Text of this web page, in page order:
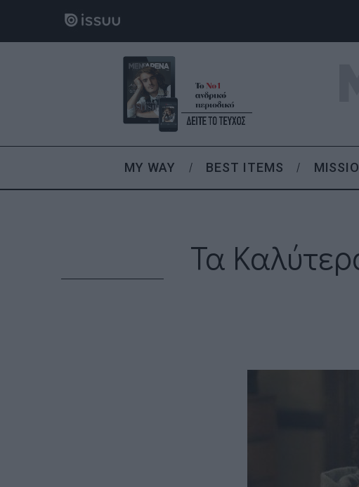
MY WAY BEST ITEMS
Τα